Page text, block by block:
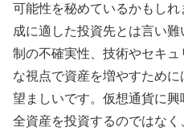
可能性を秘めているかもし
成に適した投資先とは言い
制の不確実性、技術やセキ
な視点で資産を増やすため
望ましいです。仮想通貨に興
全資産を投資するのではな